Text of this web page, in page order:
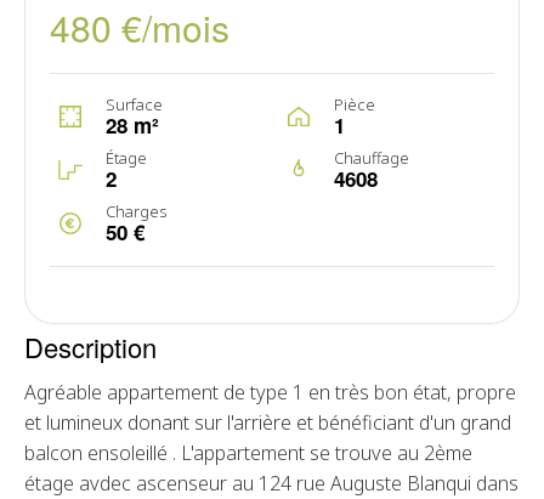
480 €/mois
Surface
28 m²
Pièce
1
Étage
2
Chauffage
4608
Charges
50 €
Description
Agréable appartement de type 1 en très bon état, propre
et lumineux donant sur l'arrière et bénéficiant d'un grand
balcon ensoleillé . L'appartement se trouve au 2ème
étage avdec ascenseur au 124 rue Auguste Blanqui dans